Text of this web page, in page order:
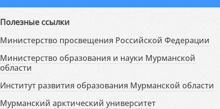
Полезные ссылки
Министерство просвещения Российской Федерации
Министерство образования и науки Мурманской
области
Институт развития образования Мурманской области
Мурманский арктический университет